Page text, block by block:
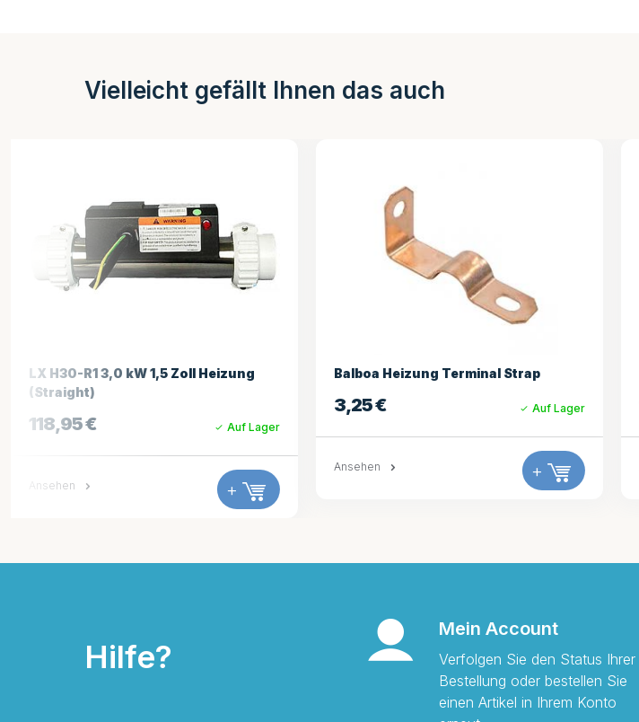
Vielleicht gefällt Ihnen das auch
Balboa Heizung Terminal Strap
3,25€
+
Balboa Heizrohr 3 kW mit 2 Sensoren
185,81 Auf Lager
Ansehen +
Hilfe?
Mein Account
Verfolgen Sie den Status Ihrer
Bestellung oder bestellen Sie
einen Artikel in Ihrem Konto